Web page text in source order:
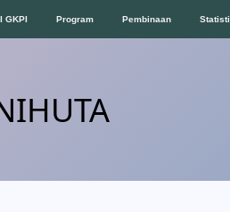
GKPI Program Pembinaan